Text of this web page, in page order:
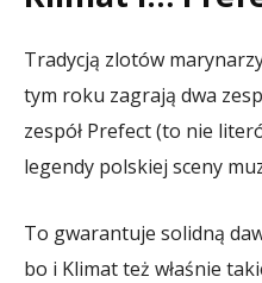
Tradycją zlotów
tym roku zagrają dwa
zespół Prefect (to nie
legendy polskiej sceny
To gwarantuje solidną
bo i Klimat też właśnie